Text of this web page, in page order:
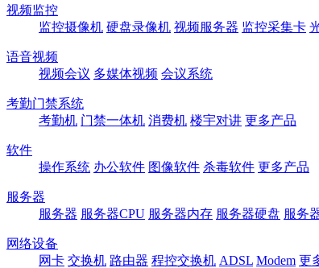
视频监控
监控摄像机 硬盘录像机 视频服务器 监控采集卡
语音视频
视频会议 多媒体视频 会议系统
考勤门禁系统
考勤机 门禁一体机 消费机 楼宇对讲 更多产品
软件
操作系统 办公软件 图像软件 杀毒软件 更多产品
服务器
服务器 服务器CPU 服务器内存 服务器硬盘 服务
网络设备
网卡 交换机 路由器 程控交换机 ADSL Modem 更